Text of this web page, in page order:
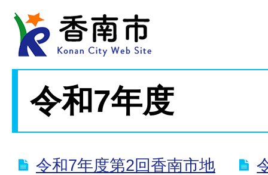
令和7年度
令和7年度第2回香南市地